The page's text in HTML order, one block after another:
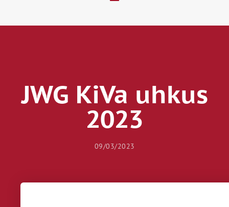
JWG KiVa uhkus
2023
09/03/2023